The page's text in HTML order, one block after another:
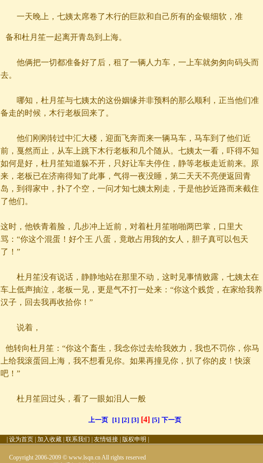
一天晚上，七姨太席卷了木行的巨款和自己所有的金银细软，准
备和杜月笙一起离开青岛到上海。
他俩把一切都准备好了后，租了一辆人力车，一上车就匆匆向码头而
去。
哪知，杜月笙与七姨太的这份姻缘并非预料的那么顺利，正当他们准
备走的时候，木行老板回来了。
他们刚刚转过中汇大楼，迎面飞奔而来一辆马车，马车到了他们近
前，戛然而止，从车上跳下木行老板和几个随从。七姨太一看，吓得不知
如何是好，杜月笙知道躲不开，只好让车夫停住，静等老板走近前来。原
来，老板已在济南得知了此事，气得一夜没睡，第二天天不亮便返回青
岛，到得家中，扑了个空，一问才知七姨太刚走，于是他抄近路而来截住
了他们。
这时，他铁青着脸，几步冲上近前，对着杜月笙啪啪两巴掌，口里大
骂：“你这个混蛋！好个王 八蛋，竟敢占用我的女人，胆子真可以包天
了！”
杜月笙没有说话，静静地站在那里不动，这时见事情败露，七姨太在
车上低声抽泣，老板一见，更是气不打一处来：“你这个贱货，在家给我养
汉子，回去我再收拾你！”
说着，
他转向杜月笙：“你这个畜生，我念你过去给我效力，我也不罚你，你马
上给我滚蛋回上海，我不想看见你。如果再撞见你，扒了你的皮！快滚
吧！”
杜月笙回过头，看了一眼如泪人一般
上一页 [1] [2] [3] [4] [5] 下一页
设为首页| 加入收藏| 联系我们 友情链接| 版权申明
Copyright 2006-2009 © www.lsqn.cn All rights reserved